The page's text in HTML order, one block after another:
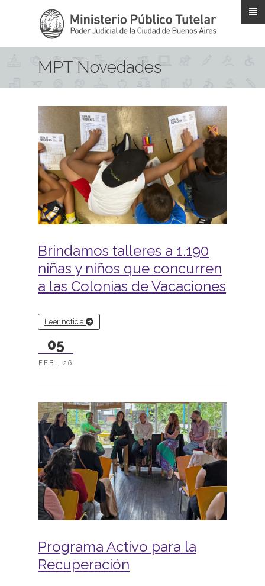
MPT Novedades
Brindamos talleres a 1.190
niñas y niños que concurren
a las Colonias de Vacaciones
Leer noticia
05
FEB . 26
Programa Activo para la
Recuperación